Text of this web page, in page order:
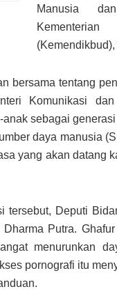
Manusia
bersama tentang
Komunikasi dan
sebagai
daya manusia
yang akan datang
tersebut, Deputi
Putra.
menurunkan
pornografi itu